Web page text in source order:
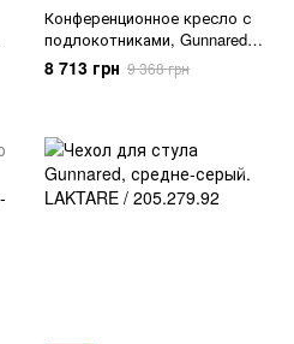
Конференционное кресло с
подлокотниками, Gunnared
красно-оранжево-черное
LANGFJALL / 395.077.34
8 713 грн 9 368 грн